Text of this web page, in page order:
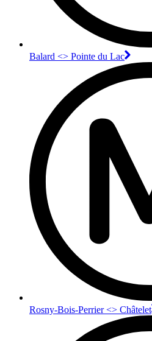
Balard <> Pointe du Lac
Rosny-Bois-Perrier <> Châtelet